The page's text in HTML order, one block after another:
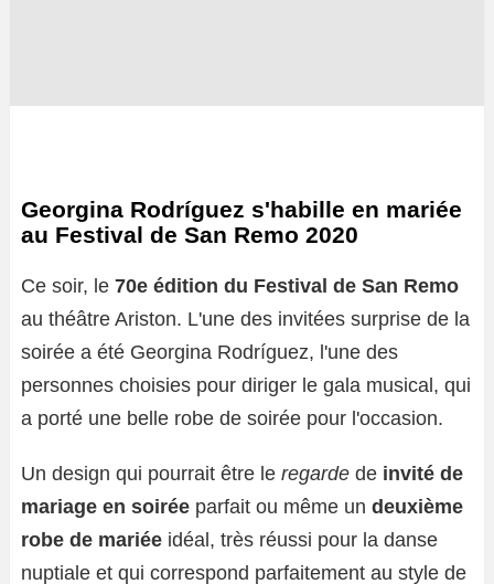
Georgina Rodríguez s'habille en mariée
au Festival de San Remo 2020
Ce soir, le 70e édition du Festival de San Remo
au théâtre Ariston. L'une des invitées surprise de la
soirée a été Georgina Rodríguez, l'une des
personnes choisies pour diriger le gala musical, qui
a porté une belle robe de soirée pour l'occasion.
Un design qui pourrait être le regarde de invité de
mariage en soirée parfait ou même un deuxième
robe de mariée idéal, très réussi pour la danse
nuptiale et qui correspond parfaitement au style de